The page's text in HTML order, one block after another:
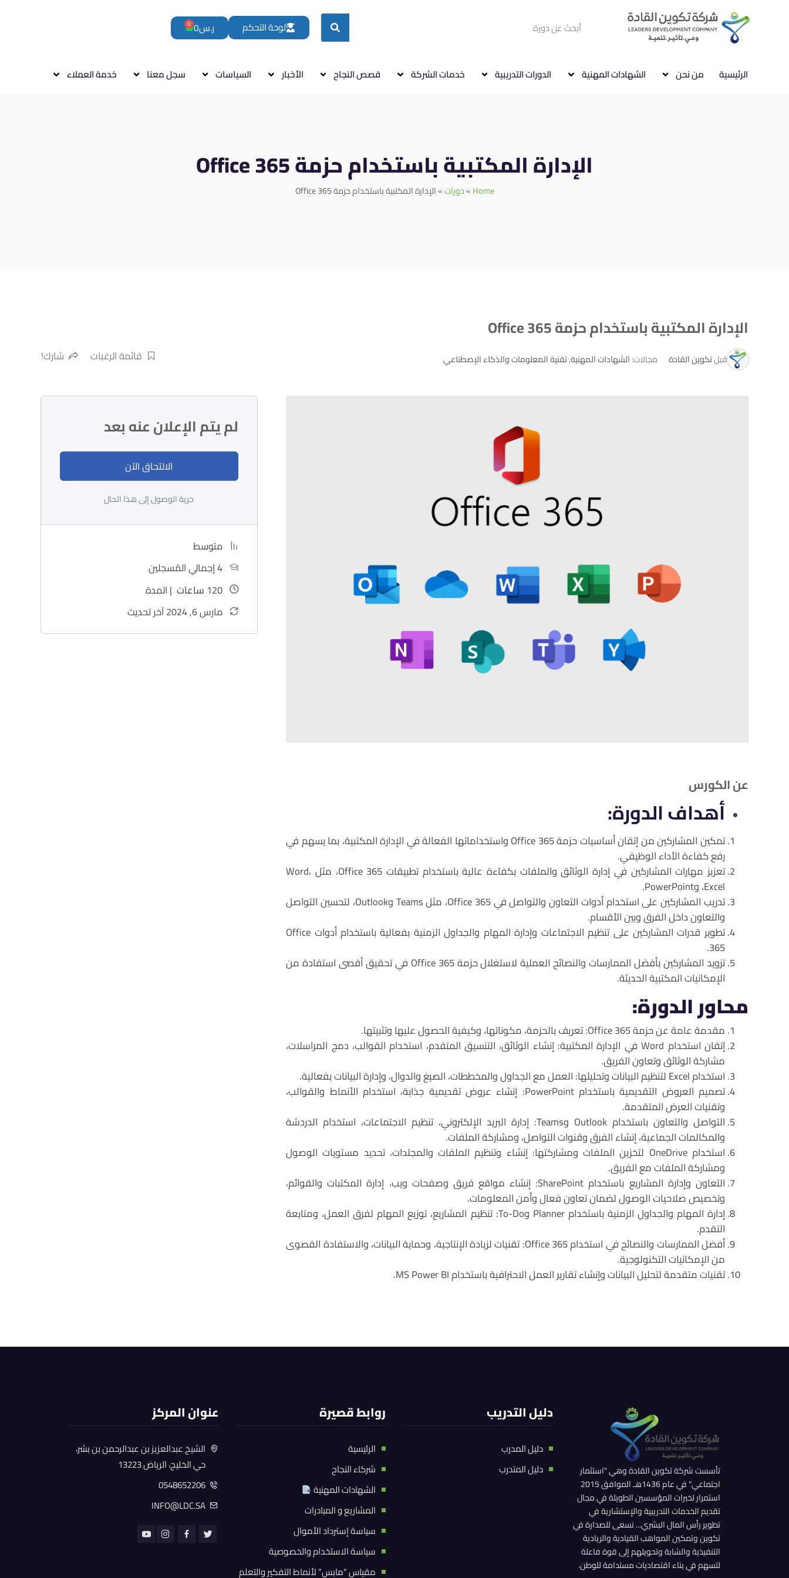
لوحة التحكم ر.س0
0
الرئيسية من نحن الشهادات المهنية الدورات التدريبية خدمات الشركة قصص النجاح الأخبار السياسات سجل معنا خدمة العملاء
الإدارة المكتبية باستخدام حزمة Office 365
Home
»دورات»الإدارة المكتبية باستخدام حزمة Office 365
الإدارة المكتبية باستخدام حزمة Office 365
قبلتكوين القادة مجالات:الشهادات المهنية,تقنية المعلومات والذكاء الإصطناعي قائمة الرغبات شارك!
عن الكورس
أهداف الدورة:
تمكين المشاركين من إتقان أساسيات حزمةOffice 365واستخداماتها الفعالة في الإدارة المكتبية، بما يسهم في
رفع كفاءة الأداء الوظيفي.
تعزيز مهارات المشاركين في إدارة الوثائق والملفات بكفاءة عالية باستخدام تطبيقات Office 365، مثل Word،
Excel، وPowerPoint
.
تدريب المشاركين على استخدام أدوات التعاون والتواصل فيOffice 365، مثلTeamsوOutlook، لتحسين التواصل
والتعاون داخل الفرق وبين الأقسام.
تطوير قدرات المشاركين على تنظيم الاجتماعات وإدارة المهام والجداول الزمنية بفعالية باستخدام أدوات Office
365
.
تزويد المشاركين بأفضل الممارسات والنصائح العملية لاستغلال حزمةOffice 365 في تحقيق أقصى استفادة من
الإمكانيات المكتبية الحديثة.
محاور الدورة:
مقدمة عامة عن حزمةOffice 365: تعريف بالحزمة، مكوناتها، وكيفية الحصول عليها وتثبيتها.
إتقان استخدام Wordفي الإدارة المكتبية: إنشاء الوثائق، التنسيق المتقدم، استخدام القوالب، دمج المراسلات،
مشاركة الوثائق وتعاون الفريق.
استخدامExcelلتنظيم البيانات وتحليلها: العمل مع الجداول والمخططات، الصيغ والدوال، وإدارة البيانات بفعالية.
تصميم العروض التقديمية باستخدامPowerPoint: إنشاء عروض تقديمية جذابة، استخدام الأنماط والقوالب،
وتقنيات العرض المتقدمة.
التواصل والتعاون باستخدام Outlook وTeams: إدارة البريد الإلكتروني، تنظيم الاجتماعات، استخدام الدردشة
والمكالمات الجماعية، إنشاء الفرق وقنوات التواصل، ومشاركة الملفات.
استخدامOneDrive لتخزين الملفات ومشاركتها: إنشاء وتنظيم الملفات والمجلدات، تحديد مستويات الوصول
ومشاركة الملفات مع الفريق.
التعاون وإدارة المشاريع باستخدام SharePoint: إنشاء مواقع فريق وصفحات ويب، إدارة المكتبات والقوائم،
وتخصيص صلاحيات الوصول لضمان تعاون فعال وأمن المعلومات.
إدارة المهام والجداول الزمنية باستخدامPlanner وTo-Do: تنظيم المشاريع، توزيع المهام لفرق العمل، ومتابعة
التقدم.
أفضل الممارسات والنصائح في استخدامOffice 365: تقنيات لزيادة الإنتاجية، وحماية البيانات، والاستفادة القصوى
من الإمكانيات التكنولوجية.
تقنيات متقدمة لتحليل البيانات وإنشاء تقارير العمل الاحترافية باستخدامMS Power BI.
لم يتم الإعلان عنه بعد
الالتحاق الآن
حرية الوصول إلى هذا الحال
متوسط
4 إجمالي المُسجلين
120 ساعات | المدة
مارس 6, 2024 آخر تحديث
تأسست شركة تكوين القادة وهي "استثمار
اجتماعي" في عام 1436هـ الموافق 2015
استمرار لخبرات المؤسسين الطويلة في مجال
تقديم الخدمات التدريبية والإستشارية في
تطوير رأس المال البشري... نسعى للصدارة في
تكوين وتمكين المواهب القيادية والريادية
التنفيذية والشابة وتحويلهم إلى قوة فاعلة
لتسهم في بناء اقتصاديات مستدامة للوطن.
دليل التدريب
دليل المدرب
دليل المتدرب
روابط قصيرة
الرئيسية
شركاء النجاح
الشهادات المهنية
المشاريع و المبادرات
سياسة إسترداد الأموال
سياسة الاستخدام والخصوصية
مقياس “مابس” لأنماط التفكير والتعلم
عنوان المركز
الشيخ عبدالعزيز بن عبدالرحمن بن بشر،
حي الخليج، الرياض 13223
0548652206
INFO@LDC.SA